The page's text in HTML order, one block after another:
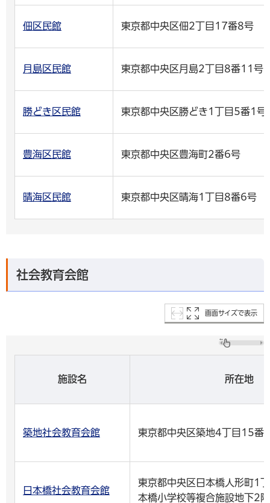
佃区民館 東京都中央区佃2丁目17番8号
月島区民館 東京都中央区月島2丁目8番11号
勝どき区民館 東京都中央区勝どき1丁目5番1号
豊海区民館 東京都中央区豊海町2番6号
晴海区民館 東京都中央区晴海1丁目8番6号
社会教育会館
画面サイズで表示
施設名 所在地
築地社会教育会館 東京都中央区築地4丁目15番
日本橋社会教育会館
東京都中央区日本橋人形町1
本橋小学校等複合施設地下2